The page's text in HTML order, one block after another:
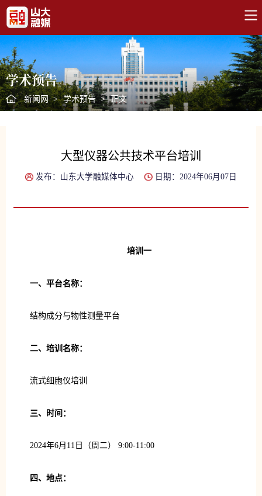
学术预告
新闻网 > 学术预告 > 正文
大型仪器公共技术平台培训
发布：山东大学融媒体中心 日期：2024年06月07日
培训一
一、平台名称：
结构成分与物性测量平台
二、培训名称：
流式细胞仪培训
三、时间：
2024年6月11日（周二） 9:00-11:00
四、地点：